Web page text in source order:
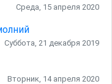
Среда, 15 апреля 2020
Суббота, 21 декабря 2019
Вторник, 14 апреля 2020